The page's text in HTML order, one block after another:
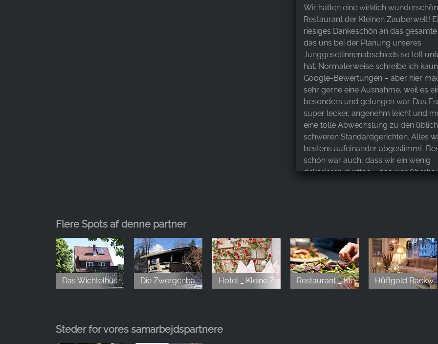
Wir hatten eine wirklich
Restaurant der Kleinen Zauberwelt!
riesiges Dankeschön an das
das uns bei der Planung unseres
Junggesellinnenabschieds so toll
hat. Normalerweise schreibe ich
Google-Bewertungen – aber hier
sehr gerne eine Ausnahme, weil es
besonders und gelungen war. Das
super lecker, angenehm leicht und
eine tolle Abwechslung zu den
schweren Standardgerichten. Alles
bestens aufeinander abgestimmt.
schön war auch, dass wir ein wenig
dekorieren durften – das war
haben uns rundum wohlgefühlt und
sehr gerne wieder! 💛
Sue Be,
Flere Spots af denne partner
Das Wichtelhus Die Zwergenbaude Hotel _ Kleine Zauberwelt Restaurant _ Kleine Zauberwelt Hüftgold Backwerk & Catering _ by Die kleine Zauberwelt
Steder for vores samarbejdspartnere